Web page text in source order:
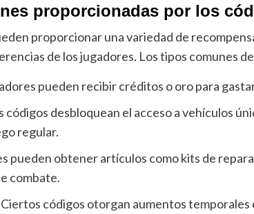
proporcionadas por los
proporcionar una variedad de
de los jugadores. Los tipos comunes
pueden recibir créditos o oro para
códigos desbloquean el acceso a vehículos
regular.
pueden obtener artículos como kits de
combate.
códigos otorgan aumentos temporales